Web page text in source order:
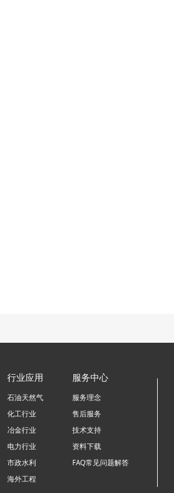
行业应用
石油天然气
化工行业
冶金行业
电力行业
市政水利
海外工程
服务中心
服务理念
售后服务
技术支持
资料下载
FAQ常见问题解答